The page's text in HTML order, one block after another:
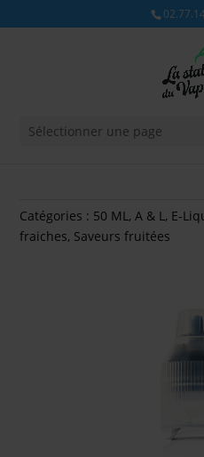
Sélectionner une page
Catégories : 50 ML,A & L, E-
fraiches, Saveurs fruitées